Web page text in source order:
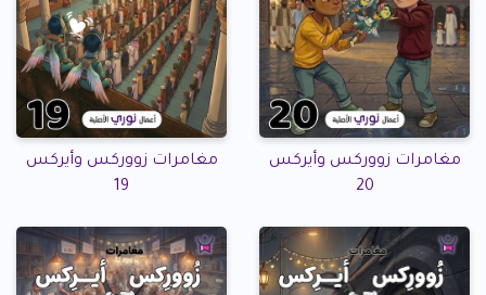
مغامرات زووركس وأيركس
20
مغامرات زووركس وأيركس
19